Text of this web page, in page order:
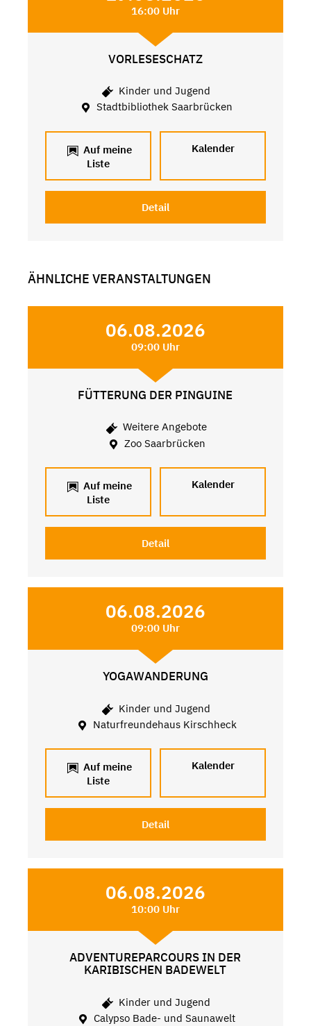
16:00 Uhr
VORLESESCHATZ
Kinder und Jugend
Stadtbibliothek Saarbrücken
Auf meine
Liste
Kalender
Detail
ÄHNLICHE VERANSTALTUNGEN
06.08.2026
09:00 Uhr
FÜTTERUNG DER PINGUINE
Weitere Angebote
Zoo Saarbrücken
Auf meine
Liste
Kalender
Detail
06.08.2026
09:00 Uhr
YOGAWANDERUNG
Kinder und Jugend
Naturfreundehaus Kirschheck
Auf meine
Liste
Kalender
Detail
06.08.2026
10:00 Uhr
ADVENTUREPARCOURS IN DER
KARIBISCHEN BADEWELT
Kinder und Jugend
Calypso Bade- und Saunawelt